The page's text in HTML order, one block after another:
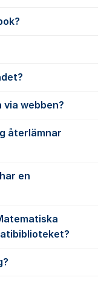
via webben?
återlämnar
en